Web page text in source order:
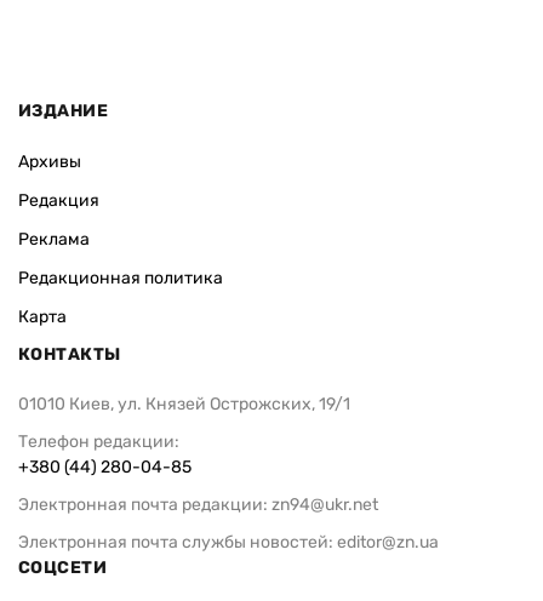
ИЗДАНИЕ
Архивы
Редакция
Реклама
Редакционная политика
Карта
КОНТАКТЫ
01010 Киев, ул. Князей Острожских, 19/1
Телефон редакции:
+380 (44) 280-04-85
Электронная почта редакции: zn94@ukr.net
Электронная почта службы новостей: editor@zn.ua
СОЦСЕТИ